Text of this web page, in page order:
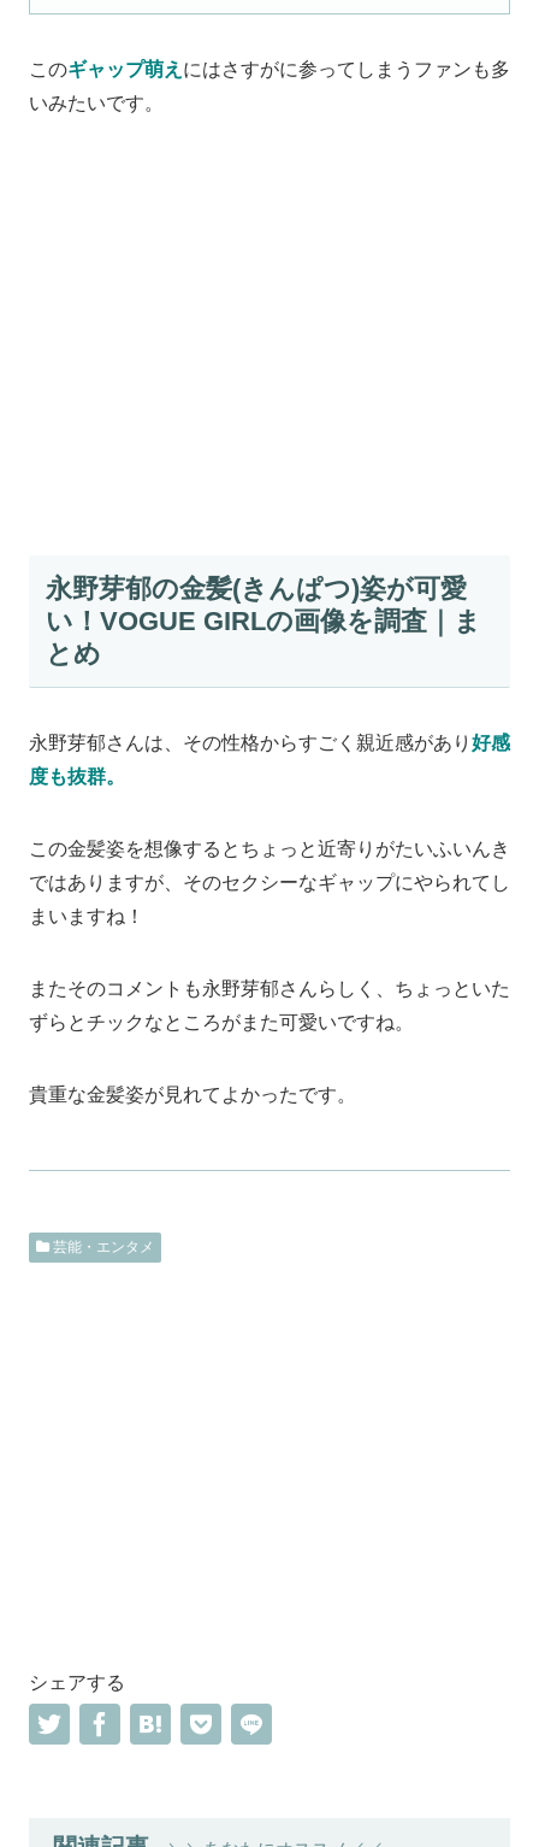
このギャップ萌え にはさすがに参ってしまうファンも多
いみたいです。
永野芽郁の金髪(きんぱつ)姿が可愛
い！VOGUE GIRLの画像を調査｜ま
とめ
永野芽郁さんは、その性格からすごく親近感があり 好感
度も抜群。
この金髪姿を想像するとちょっと近寄りがたいふいんき
ではありますが、そのセクシーなギャップにやられてし
まいますね！
またそのコメントも永野芽郁さんらしく、ちょっといた
ずらとチックなところがまた可愛いですね。
貴重な金髪姿が見れてよかったです。
芸能・エンタメ
シェアする